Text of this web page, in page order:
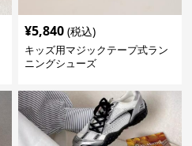
¥5,840 (税込)
キッズ用マジックテープ式ラン
ニングシューズ